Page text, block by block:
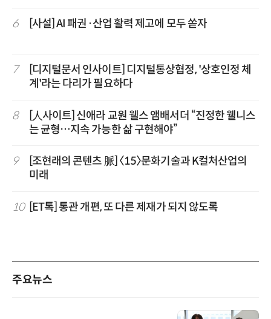
6 [사설] AI 패권·산업 활력 제고에 모두 쏟자
7
[디지털문서 인사이트] 디지털통상협정, '상호인정 체
계'라는 다리가 필요하다
8
[人사이트] 신애라 교원 웰스 앰배서더 “진정한 웰니스
는 균형…지속 가능한 삶 구현해야”
9
[조현래의 콘텐츠 脈] 〈15〉문화기술과 K컬처산업의
미래
10 [ET톡] 통관 개편, 또 다른 제재가 되지 않도록
주요뉴스